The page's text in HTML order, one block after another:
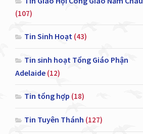
(107)
Tin Sinh Hoạt (43)
Tin sinh hoạt Tổng Giáo Phận
Adelaide (12)
Tin tổng hợp (18)
Tin Tuyên Thánh (127)